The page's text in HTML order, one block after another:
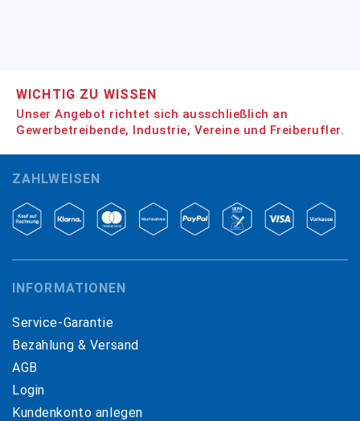
WICHTIG ZU WISSEN
Unser Angebot richtet sich ausschließlich an
Gewerbetreibende, Industrie, Vereine und Freiberufler.
ZAHLWEISEN
INFORMATIONEN
Service-Garantie
Bezahlung & Versand
AGB
Login
Kundenkonto anlegen